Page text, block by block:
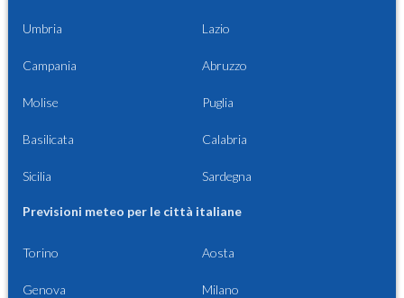
Umbria Lazio
Campania Abruzzo
Molise Puglia
Basilicata Calabria
Sicilia Sardegna
Previsioni meteo per le città italiane
Torino Aosta
Genova Milano